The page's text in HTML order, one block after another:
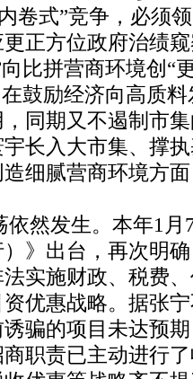
卷式”竞争，必须
正方位政府治绩
比拼营商环境创“
鼓励经济向高质
同期又不遏制市
长入大市集、撑
细腻营商环境方
依然发生。本年1月
》出台，再次明
实施财政、税费
优惠战略。据张
骗的项目未达预
职责已主动进行